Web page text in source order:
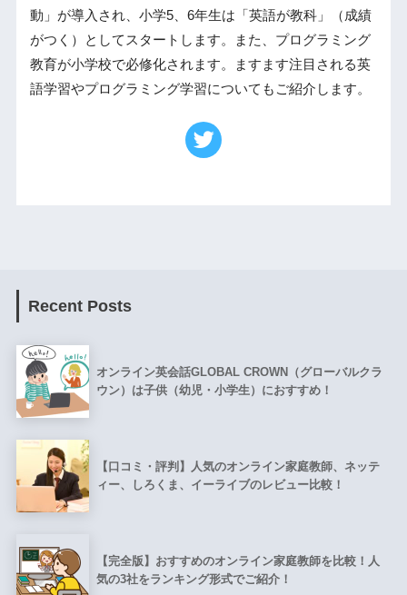
動」が導入され、小学5、6年生は「英語が教科」（成績
がつく）としてスタートします。また、プログラミング
教育が小学校で必修化されます。ますます注目される英
語学習やプログラミング学習についてもご紹介します。
Recent Posts
オンライン英会話GLOBAL CROWN（グローバルクラ
ウン）は子供（幼児・小学生）におすすめ！
【口コミ・評判】人気のオンライン家庭教師、ネッテ
ィー、しろくま、イーライブのレビュー比較！
【完全版】おすすめのオンライン家庭教師を比較！人
気の3社をランキング形式でご紹介！